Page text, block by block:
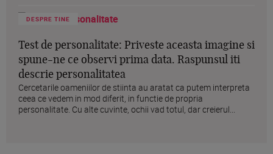
DESPRE TINE
Test de personalitate: Priveste aceasta imagine si
spune-ne ce observi prima data. Raspunsul iti
descrie personalitatea
Cercetarile oameniilor de stiinta au aratat ca putem interpreta
ceea ce vedem in mod diferit, in functie de propria
personalitate. Cu alte cuvinte, ochii vad totul, dar creierul...